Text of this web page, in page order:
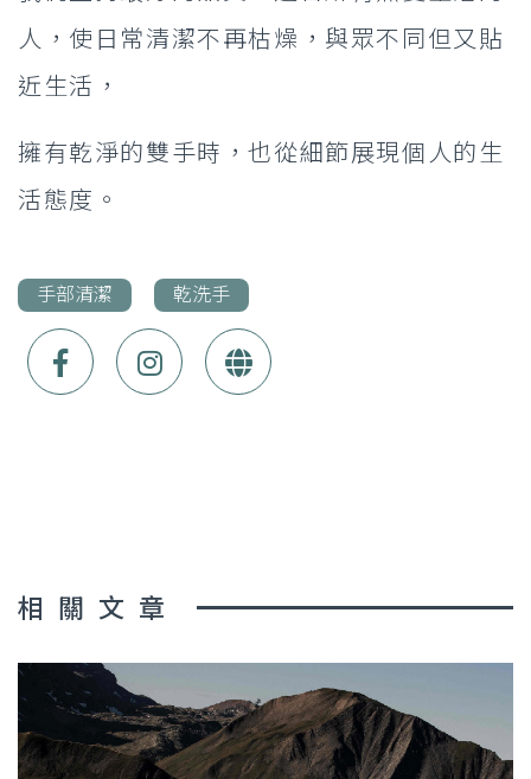
人，使日常清潔不再枯燥，與眾不同但又貼
近生活，
擁有乾淨的雙手時，也從細節展現個人的生
活態度。
手部清潔 乾洗手
相關文章